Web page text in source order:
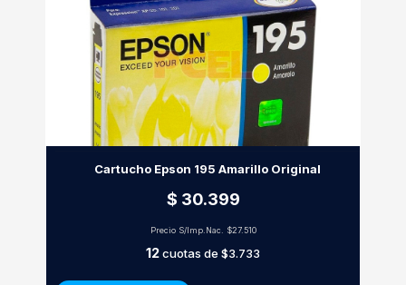
Cartucho Epson 195 Amarillo Original
$ 30.399
Precio S/Imp.Nac. $27.510
12cuotas de $3.733